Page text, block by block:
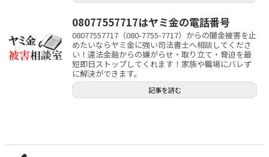
08077557717はヤミ金の電話番号
08077557717（080-7755-7717）からの闇金被害を止
めたいならヤミ金に強い司法書士へ相談してくださ
い！違法金融からの嫌がらせ・取り立て・脅迫を最
短即日ストップしてくれます！家族や職場にバレず
に解決ができます。
記事を読む